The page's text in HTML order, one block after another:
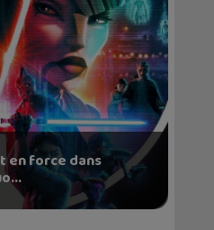
en force dans